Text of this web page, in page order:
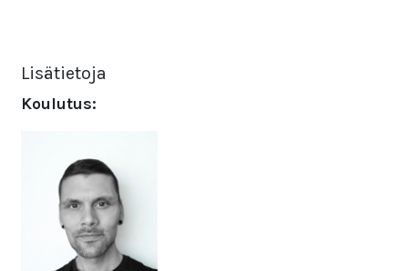
Lisätietoja
Koulutus: